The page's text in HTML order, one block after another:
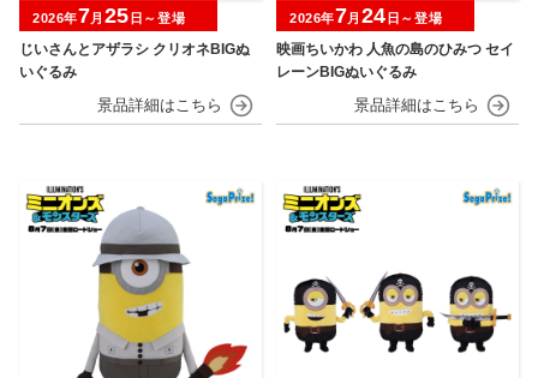
じいさんとアザラシ クリオネBIGぬ
いぐるみ
2026年7月 25 日～登場
映画ちいかわ 人魚の島のひみつ セイ
レーンBIGぬいぐるみ
2026年7月 24 日～登場